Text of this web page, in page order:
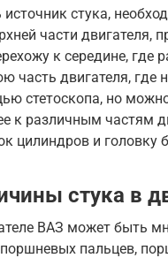
стука,
части двигателя,
к середине,
часть двигателя, где
стетоскопа, но
к различным частям
цилиндров и головку
стука в
ВАЗ может быть
пальцев,